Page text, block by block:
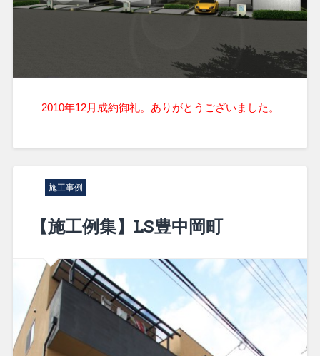
2010年12月 成約御礼。ありがとうございました。
施工事例
【施工例集】LS豊中岡町